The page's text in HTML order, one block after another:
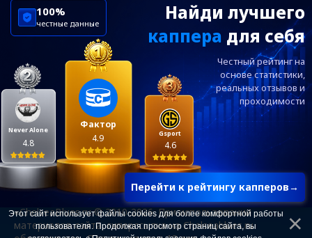
Найди лучшего
каппера для себя
Честный рейтинг на
основе статистики,
реальныхотзывов и
проходимости
Перейти к рейтингу капперов→
Фактор
4.9
Never Alone
4.8
Gsport
4.6
100%
честные данные
ChelseaBluesRu
ФК Челси
Посетителям
Информация
Ежевечерний дайджест главных новостей от
редакции ChelseaBlues.ru — подписывайтесь!
«ChelseaBlues.ru © 2010-2026. При использовании
материалов сайта, гиперссылка на Chelseablues.ru
Этот сайт использует файлы cookies для более комфортной работы
пользователя. Продолжая просмотр страниц сайта, вы